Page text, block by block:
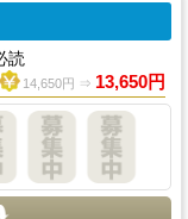
読
14,650円 ⇒ 13,650円